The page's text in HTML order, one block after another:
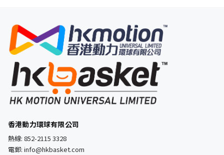
香港動力環球有限公司
熱線: 852-2115 3328
電郵: info@hkbasket.com